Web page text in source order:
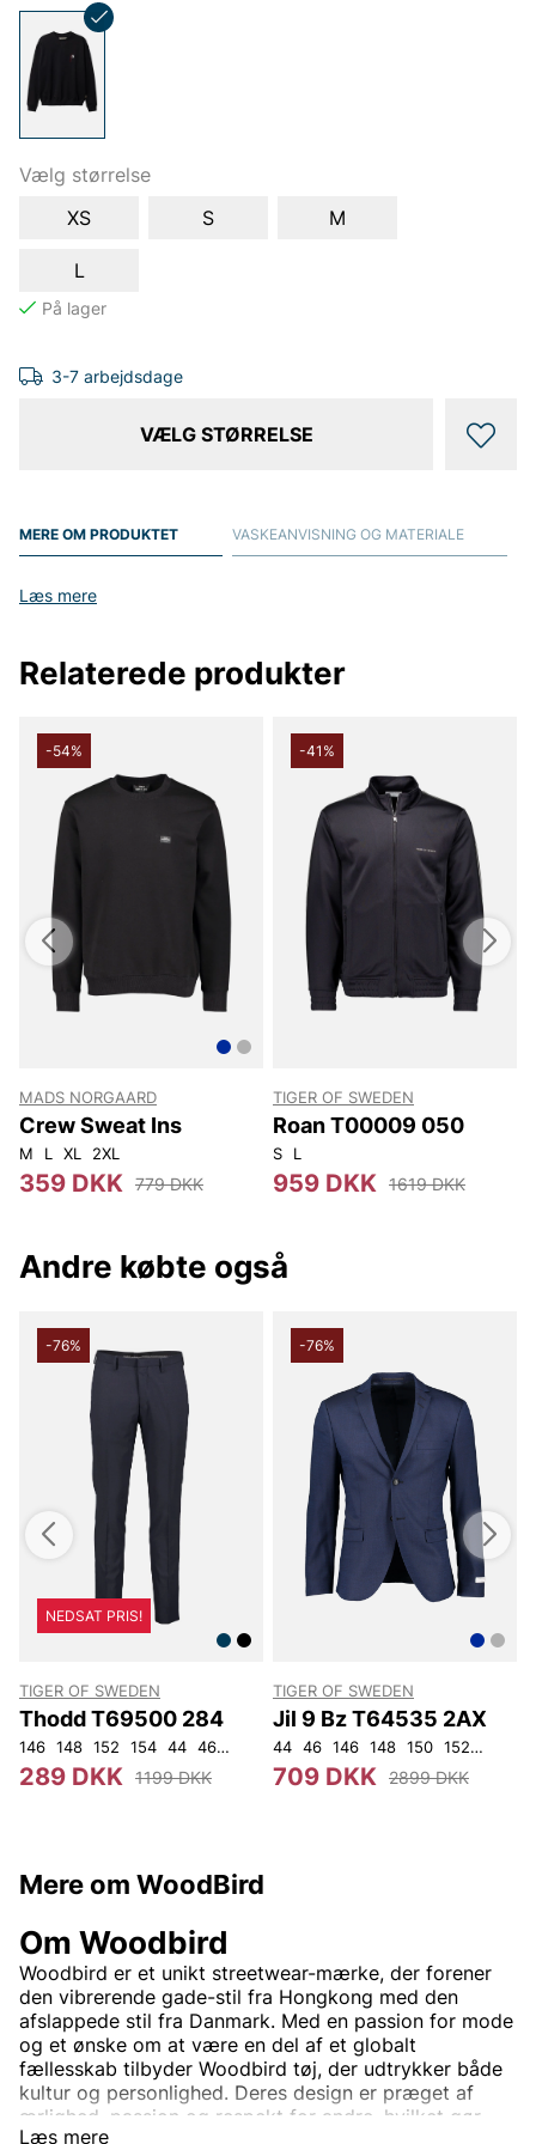
Vælg størrelse
XS
S M
L
3-7 arbejdsdage
VÆLG STØRRELSE
MERE OM PRODUKTET
Læs mere
VASKEANVISNING OG MATERIALE
Relaterede produkter
-54%
MADS NORGAARD
Crew Sweat Ins
M L XL 2XL
359 DKK 779 DKK
-41%
TIGER OF SWEDEN
Roan T00009 050
S L
959 DKK 1619 DKK
Andre købte også
-76%
NEDSAT PRIS!
TIGER OF SWEDEN
Thodd T69500 284
146 148 152 154 44 46 48 50 52 54 56 92 104
289 DKK 1199 DKK
-76%
TIGER OF SWEDEN
Jil 9 Bz T64535 2AX
44 46 146 148 150 152 92
709 DKK 2899 DKK
Mere om WoodBird
Læs mere
Om Woodbird
Woodbird er et unikt streetwear-mærke, der forener
den vibrerende gade-stil fra Hongkong med den
afslappede stil fra Danmark. Med en passion for mode
og et ønske om at være en del af et globalt
fællesskab tilbyder Woodbird tøj, der udtrykker både
kultur og personlighed. Deres design er præget af
ærlighed, passion og respekt for andre, hvilket gør